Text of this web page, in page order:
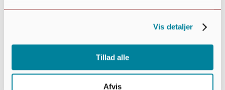
Vis detaljer
Tillad alle
Afvis